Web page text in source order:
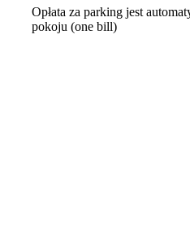
Opłata za parking jest
pokoju (one bill)